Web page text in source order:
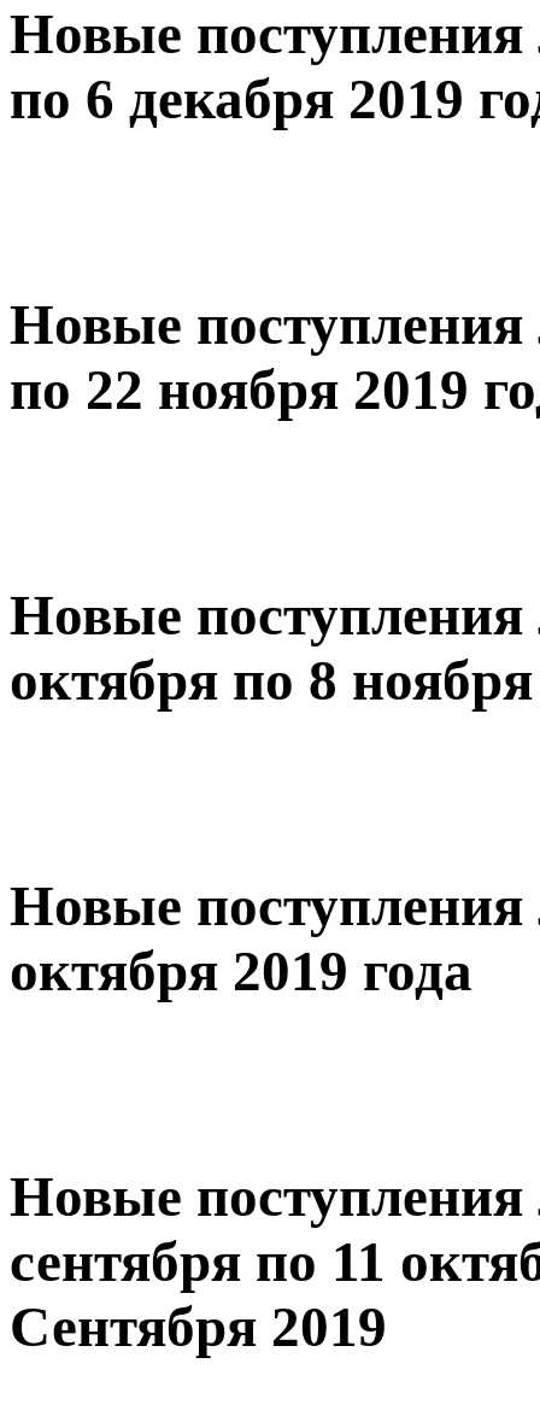
Новые поступления
по 6 декабря 2019
Новые поступления
по 22 ноября 2019
Новые поступления
октября по 8
Новые поступления
октября 2019 года
Новые поступления
сентября по 11
Сентября 2019